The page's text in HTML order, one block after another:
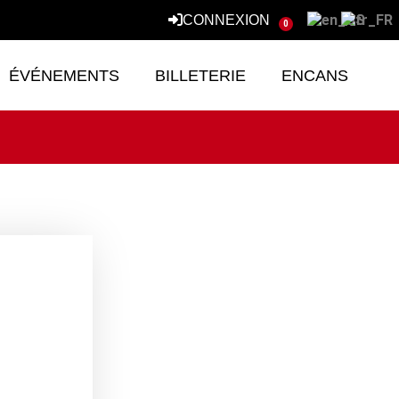
CONNEXION 0
ÉVÉNEMENTS BILLETERIE ENCANS